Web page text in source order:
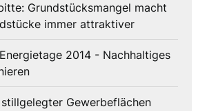
Grundstücksmangel macht
immer attraktiver
2014 - Nachhaltiges
Gewerbeflächen